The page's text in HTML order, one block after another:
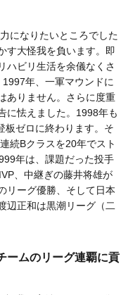
になりたいところでした
す大怪我を負います。即
ハビリ生活を余儀なくさ
年、一軍マウンドに
ありません。さらに度重
に怯えました。1998年も
板ゼロに終わります。そ
続Bクラスを20年でスト
年は、課題だった投手
、中継ぎの藤井将雄が
リーグ優勝、そして日本
辺正和は黒潮リーグ（二
ームのリーグ連覇に貢